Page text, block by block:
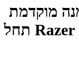
מוקדמת
לטאבלט הגיימינג Razer Edge תחל